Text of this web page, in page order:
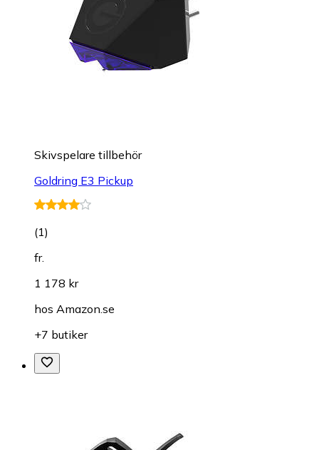
Skivspelare tillbehör
Goldring E3 Pickup
(1)
fr.
1 178 kr
hos Amazon.se
+7 butiker